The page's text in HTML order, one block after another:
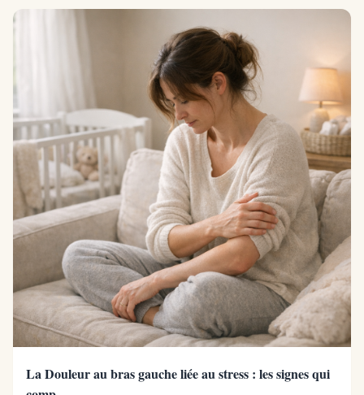
La Douleur au bras gauche liée au stress : les signes qui